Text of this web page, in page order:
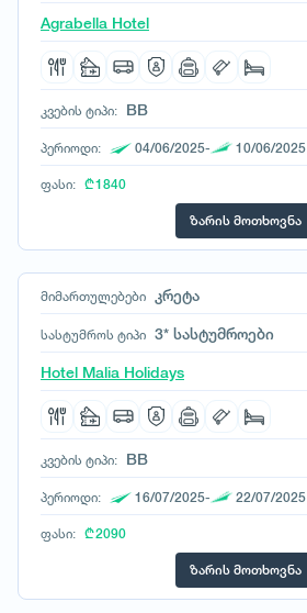
Agrabella Hotel
კვების ტიპი: BB
პერიოდი: 04/06/2025- 10/06/2025
ფასი: ₾ 1840
ზარის მოთხოვნა
მიმართულებები კრეტა
სასტუმროს ტიპი 3* სასტუმროები
Hotel Malia Holidays
კვების ტიპი: BB
პერიოდი: 16/07/2025- 22/07/2025
ფასი: ₾ 2090
ზარის მოთხოვნა